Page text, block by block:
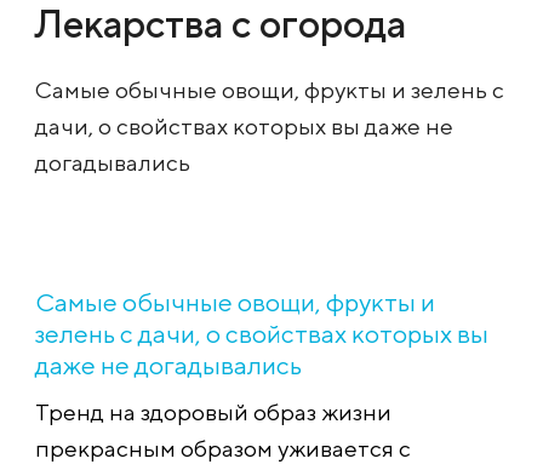
Лекарства с огорода
Самые обычные овощи, фрукты и зелень с
дачи, о свойствах которых вы даже не
догадывались
Самые обычные овощи, фрукты и
зелень с дачи, о свойствах которых вы
даже не догадывались
Тренд на здоровый образ жизни
прекрасным образом уживается с